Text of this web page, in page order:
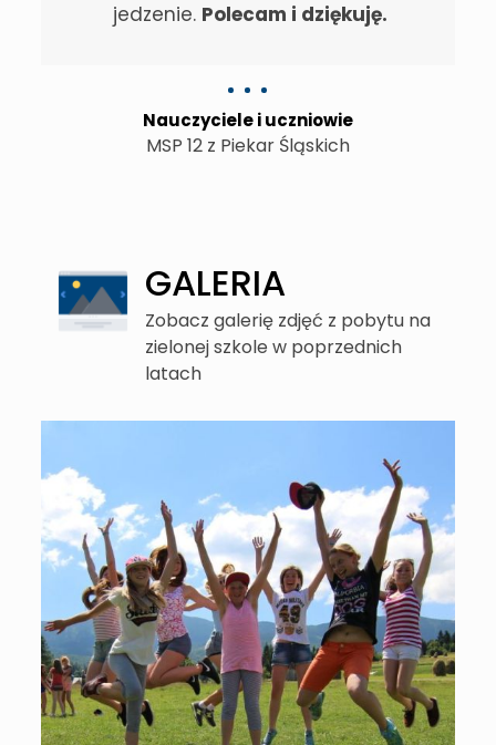
jedzenie. Polecam i dziękuję.
Nauczyciele i uczniowie
MSP 12 z Piekar Śląskich
GALERIA
Zobacz galerię zdjęć z pobytu na
zielonej szkole w poprzednich
latach